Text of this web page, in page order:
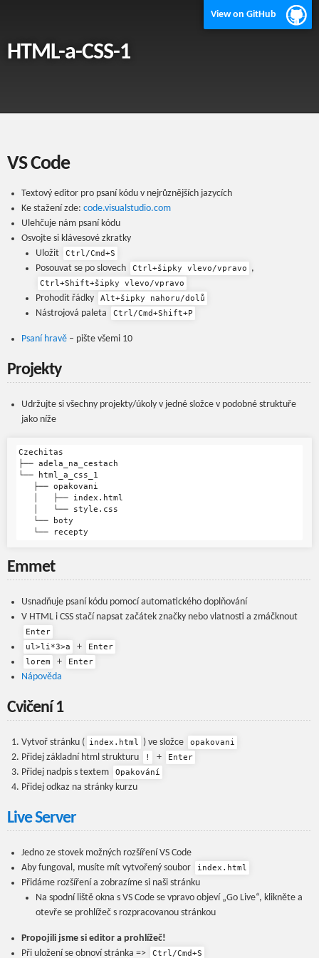
View on GitHub
HTML-a-CSS-1
VS Code
Textový editor pro psaní kódu v nejrůznějších jazycích
Ke stažení zde: code.visualstudio.com
Ulehčuje nám psaní kódu
Osvojte si klávesové zkratky
Uložit
Ctrl/Cmd+S
Posouvat se po slovech Ctrl+šipky vlevo/vpravo ,
Ctrl+Shift+šipky vlevo/vpravo
Prohodit řádky Alt+šipky nahoru/dolů
Nástrojová paleta Ctrl/Cmd+Shift+P
Psaní hravě – pište všemi 10
Projekty
Udržujte si všechny projekty/úkoly v jedné složce v podobné struktuře
jako níže
Czechitas
├── adela_na_cestach
└── html_a_css_1
   ├── opakovani
   │   ├── index.html
   │   └── style.css
   └── boty
Emmet
Usnadňuje psaní kódu pomocí automatického doplňování
V HTML i CSS stačí napsat začátek značky nebo vlatnosti a zmáčknout
Enter
ul>li*3>a
+
Enter
lorem
+ Enter
Nápověda
Cvičení 1
Vytvoř stránku ( index.html ) ve složce opakovani
Přidej základní html strukturu ! + Enter
Přidej nadpis s textem Opakování
Přidej odkaz na stránky kurzu
Live Server
Jedno ze stovek možných rozšíření VS Code
Aby fungoval, musíte mít vytvořený soubor
index.html
Přidáme rozšíření a zobrazíme si naši stránku
Na spodní liště okna s VS Code se vpravo objeví „Go Live“, klikněte a
otevře se prohlížeč s rozpracovanou stránkou
Propojili jsme si editor a prohlížeč!
Při uložení se obnoví stránka =>
Ctrl/Cmd+S